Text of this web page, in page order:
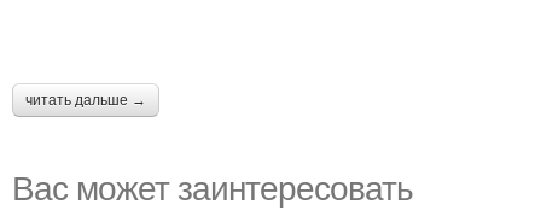
читать дальше →
Вас может заинтересовать